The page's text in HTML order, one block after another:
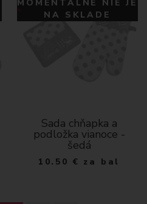
MOMENTÁLNE NIE JE
NA SKLADE
Sada chňapka a
podložka vianoce -
šedá
10.50 € za bal